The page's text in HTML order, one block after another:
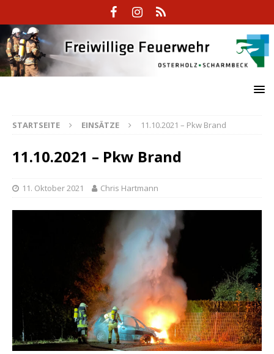
STARTSEITE EINSÄTZE 11.10.2021 – Pkw Brand
11.10.2021 – Pkw Brand
11. Oktober 2021 Chris Hartmann